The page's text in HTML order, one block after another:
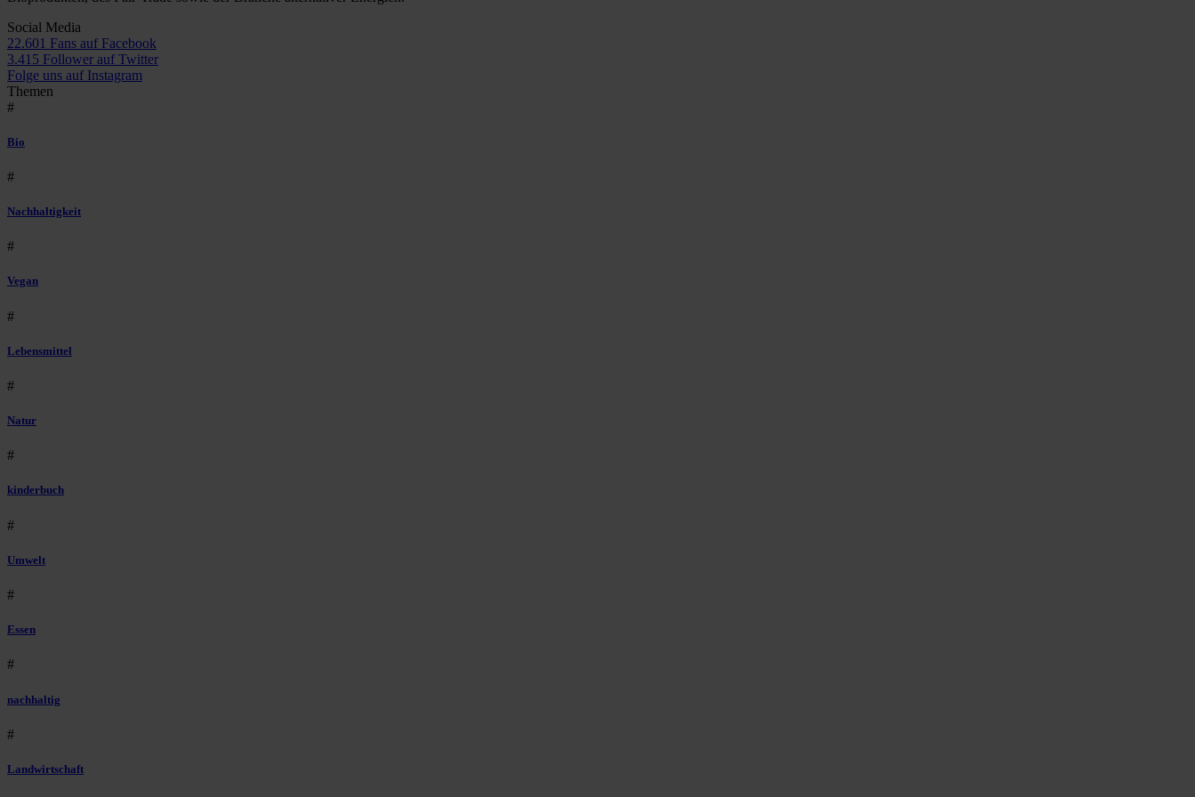
Social Media
22.601 Fans auf Facebook
3.415 Follower auf Twitter
Folge uns auf Instagram
Themen
#
Bio
#
Nachhaltigkeit
#
Vegan
#
Lebensmittel
#
Natur
#
kinderbuch
#
Umwelt
#
Essen
#
nachhaltig
#
Landwirtschaft